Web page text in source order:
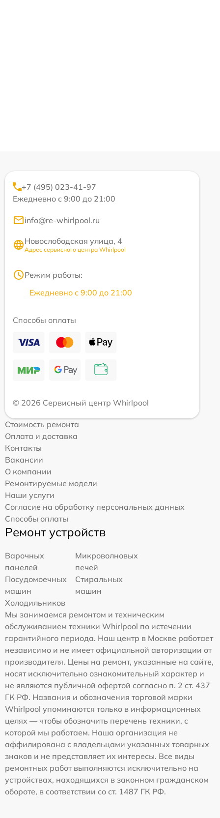
+7 (495) 023-41-97
Ежедневно с 9:00 до 21:00
info@re-whirlpool.ru
Новослободская улица, 4
Адрес сервисного центра Whirlpool
Режим работы:
Ежедневно с 9:00 до 21:00
Способы оплаты
© 2026 Сервисный центр Whirlpool
Стоимость ремонта
Оплата и доставка
Контакты
Вакансии
О компании
Ремонтируемые модели
Наши услуги
Согласие на обработку персональных данных
Способы оплаты
Ремонт устройств
Варочных
панелей
Микроволновых
печей
Посудомоечных
машин
Стиральных
машин
Холодильников
Мы занимаемся ремонтом и техническим
обслуживанием техники Whirlpool по истечении
гарантийного периода. Наш центр в Москве работает
независимо и не имеет официальной авторизации от
производителя. Цены на ремонт, указанные на сайте,
носят исключительно ознакомительный характер и
не являются публичной офертой согласно п. 2 ст. 437
ГК РФ. Названия и обозначения торговой марки
Whirlpool упоминаются только в информационных
целях — чтобы обозначить перечень техники, с
которой мы работаем. Наша организация не
аффилирована с владельцами указанных товарных
знаков и не представляет их интересы. Все виды
ремонтных работ выполняются исключительно на
устройствах, находящихся в законном гражданском
обороте, в соответствии со ст. 1487 ГК РФ.